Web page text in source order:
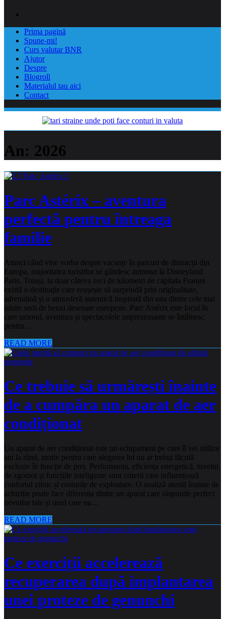
Prima pagină
Spune-mi!
Curs valutar BNR
Ajutor
Despre
Blogroll
Materialul tau aici
Contact
An: 2026
Parc Astérix – aventura
perfectă pentru întreaga
familie
Atunci când vine vorba despre vacanțe în parcuri de distracții din
Europa, majoritatea turiștilor se gândesc automat la Disneyland
Paris. Totuși, la doar câteva zeci de kilometri de capitala Franței
există o destinație care reușește să surprindă prin originalitate,
adrenalină și o atmosferă autentică inspirată din una dintre cele mai
iubite serii de benzi desenate europene. Parc Astérix este locul în
care umorul, aventura și spectacolele impresionante se întâlnesc
pentru…
READ MORE
Ce trebuie să urmărești înainte
de a cumpăra un aparat de aer
condiționat
Un aparat de aer condiționat este un echipament pe care îl vei utiliza
ani la rând, motiv pentru care alegerea lui nu ar trebui făcută
exclusiv în funcție de preț. Performanța, eficiența energetică, nivelul
de zgomot și funcțiile inteligente sunt criterii care influențează
confortul zilnic și costurile de exploatare. O analiză atentă înainte de
achiziție poate face diferența dintre un aparat care răspunde perfect
nevoilor tale și unul care nu…
READ MORE
Ce exerciții accelerează
recuperarea după implantarea
unei proteze de genunchi